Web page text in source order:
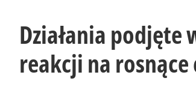
Działania podjęte
reakcji na